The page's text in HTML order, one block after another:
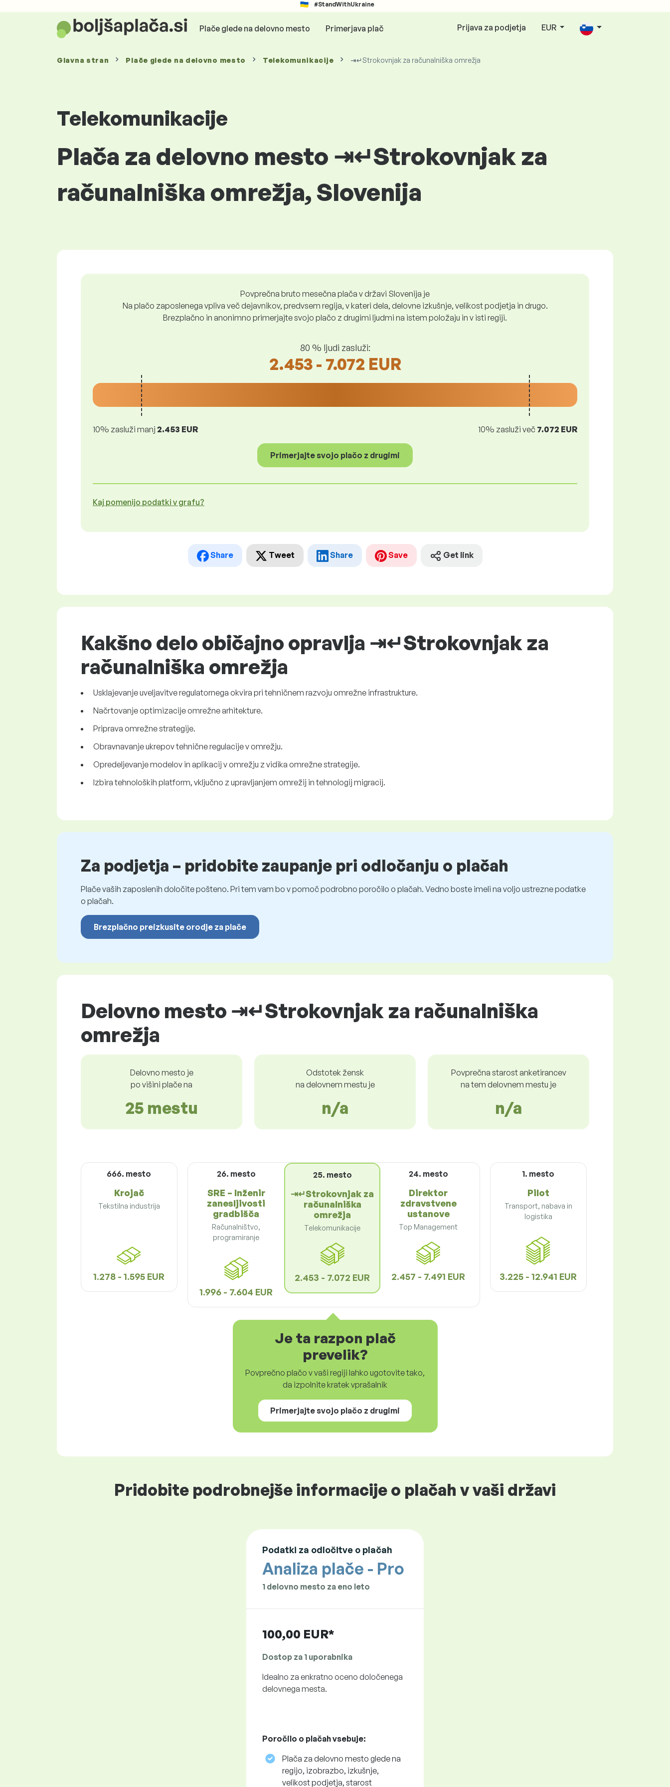
#StandWithUkraine
Plače glede na delovno mesto Primerjava plač Prijava za podjetja EUR
Glavna stran Plače glede na delovno mesto Telekomunikacije ⇥↵Strokovnjak za računalniška omrežja
Telekomunikacije
Plača za delovno mesto ⇥↵Strokovnjak za
računalniška omrežja, Slovenija
Povprečna bruto mesečna plača v državi Slovenija je
Na plačo zaposlenega vpliva več dejavnikov, predvsem regija, v kateri dela, delovne izkušnje, velikost podjetja in drugo.
Brezplačno in anonimno primerjajte svojo plačo z drugimi ljudmi na istem položaju in v isti regiji.
80 % ljudi zasluži:
2.453 - 7.072 EUR
10% zasluži manj 2.453 EUR 10% zasluži več 7.072 EUR
Primerjajte svojo plačo z drugimi
Kaj pomenijo podatki v grafu?
Share Tweet Share Save Get link
Kakšno delo običajno opravlja ⇥↵Strokovnjak za
računalniška omrežja
Usklajevanje uveljavitve regulatornega okvira pri tehničnem razvoju omrežne infrastrukture.
Načrtovanje optimizacije omrežne arhitekture.
Priprava omrežne strategije.
Obravnavanje ukrepov tehnične regulacije v omrežju.
Opredeljevanje modelov in aplikacij v omrežju z vidika omrežne strategije.
Izbira tehnoloških platform, vključno z upravljanjem omrežij in tehnologij migracij.
Za podjetja – pridobite zaupanje pri odločanju o plačah
Plače vaših zaposlenih določite pošteno. Pri tem vam bo v pomoč podrobno poročilo o plačah. Vedno boste imeli na voljo ustrezne podatke
o plačah.
Brezplačno preizkusite orodje za plače
Delovno mesto ⇥↵Strokovnjak za računalniška
omrežja
Delovno mesto je
po višini plače na
25 mestu
Odstotek žensk
na delovnem mestu je
n/a
Povprečna starost anketirancev
na tem delovnem mestu je
n/a
666. mesto
Krojač
Tekstilna industrija
1.278 - 1.595 EUR
26. mesto
SRE – Inženir
zanesljivosti
gradbišča
Računalništvo,
programiranje
1.996 - 7.604 EUR
25. mesto
⇥↵Strokovnjak za
računalniška
omrežja
Telekomunikacije
2.453 - 7.072 EUR
24. mesto
Direktor
zdravstvene
ustanove
Top Management
2.457 - 7.491 EUR
1. mesto
Pilot
Transport, nabava in
logistika
3.225 - 12.941 EUR
Je ta razpon plač
prevelik?
Povprečno plačo v vaši regiji lahko ugotovite tako,
da izpolnite kratek vprašalnik
Primerjajte svojo plačo z drugimi
Pridobite podrobnejše informacije o plačah v vaši državi
Podatki za odločitve o plačah
Analiza plače - Pro
1 delovno mesto za eno leto
100,00 EUR*
Dostop za 1 uporabnika
Idealno za enkratno oceno določenega
delovnega mesta.
Poročilo o plačah vsebuje:
Plača za delovno mesto glede na
regijo, izobrazbo, izkušnje,
velikost podjetja, starost